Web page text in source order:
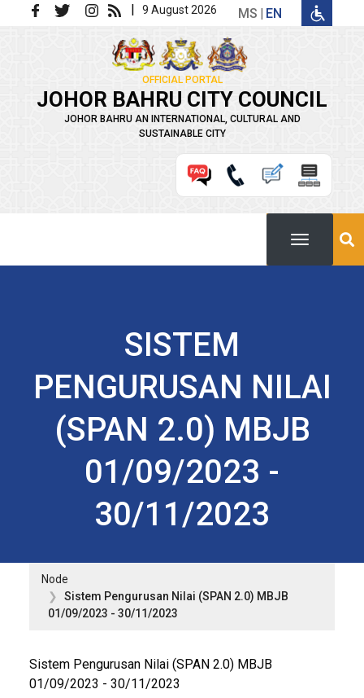
Skip to main content | 9 August 2026 MS EN
OFFICIAL PORTAL
JOHOR BAHRU CITY COUNCIL
JOHOR BAHRU AN INTERNATIONAL, CULTURAL AND
SUSTAINABLE CITY
SISTEM
PENGURUSAN NILAI
(SPAN 2.0) MBJB
01/09/2023 -
30/11/2023
Node
Sistem Pengurusan Nilai (SPAN 2.0) MBJB
01/09/2023 - 30/11/2023
Sistem Pengurusan Nilai (SPAN 2.0) MBJB
01/09/2023 - 30/11/2023